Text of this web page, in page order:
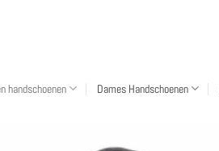
handschoenen Dames Handschoenen